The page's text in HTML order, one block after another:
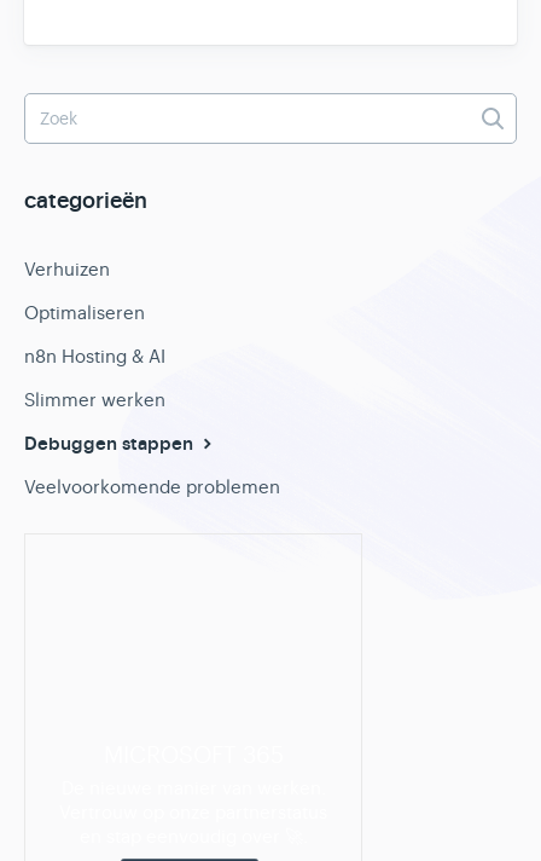
categorieën
Verhuizen
Optimaliseren
n8n Hosting & AI
Slimmer werken
Debuggen stappen
Veelvoorkomende problemen